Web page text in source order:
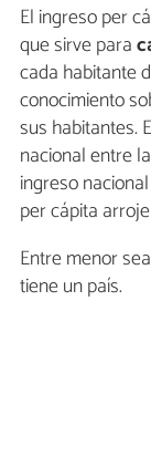
El ingreso per
que sirve para
cada habitante
conocimiento
sus habitantes.
nacional entre
ingreso
per cápita
Entre menor
tiene un país.